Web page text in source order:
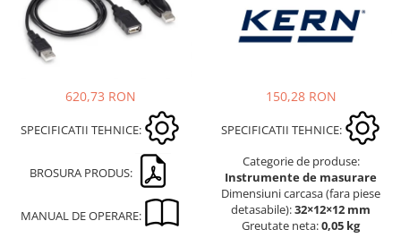
620,73 RON
SPECIFICATII TEHNICE:
BROSURA PRODUS:
MANUAL DE OPERARE:
150,28 RON
SPECIFICATII TEHNICE:
Categorie de produse:
Instrumente de masurare
Dimensiuni carcasa (fara piese
detasabile):32×12×12 mm
Greutate neta:0,05 kg